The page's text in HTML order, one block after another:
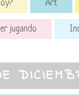
Art
jugando